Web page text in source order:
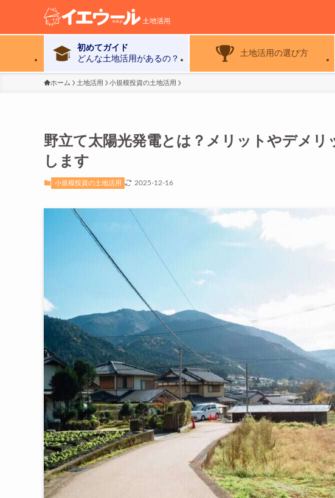
初めてガイド
どんな土地活用があるの？
土地活用の選び方
ホーム 土地活用 小規模投資の土地活用
野立て太陽光発電とは？メリットやデメリ
します
小規模投資の土地活用 2025-12-16